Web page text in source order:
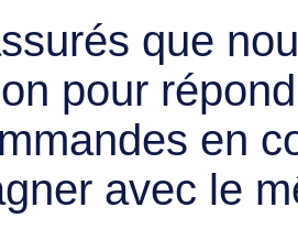
que
pour
en
avec le